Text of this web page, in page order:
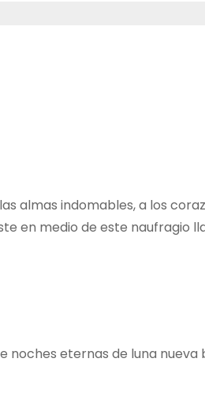
almas indomables, a los
en medio de este naufragio
noches eternas de luna nueva